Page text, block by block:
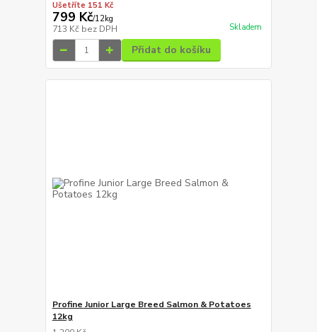
Ušetříte 151 Kč
799 Kč/12kg
713 Kč bez DPH Skladem
Přidat do košíku
Profine Junior Large Breed Salmon & Potatoes
12kg